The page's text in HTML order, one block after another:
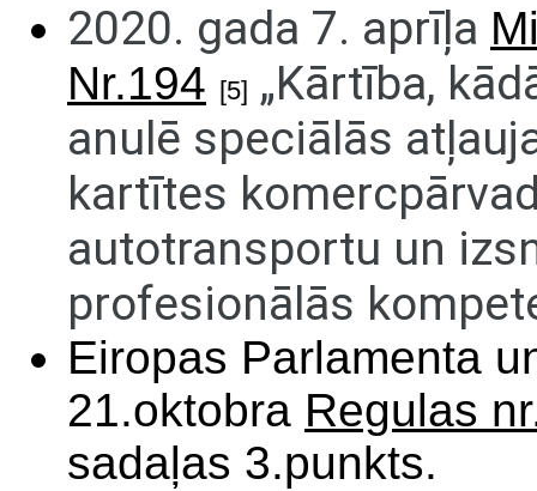
2020. gada 7. aprīļa
Nr.194 [5] „Kārtība,
anulē speciālās
kartītes
autotransportu un
profesionālās
Eiropas Parlamenta
21.oktobra Regulas
sadaļas 3.punkts.